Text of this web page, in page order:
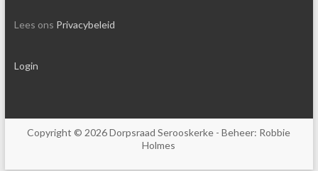
Lees ons Privacybeleid
Login
Copyright © 2026Dorpsraad Serooskerke - Beheer: Robbie
Holmes